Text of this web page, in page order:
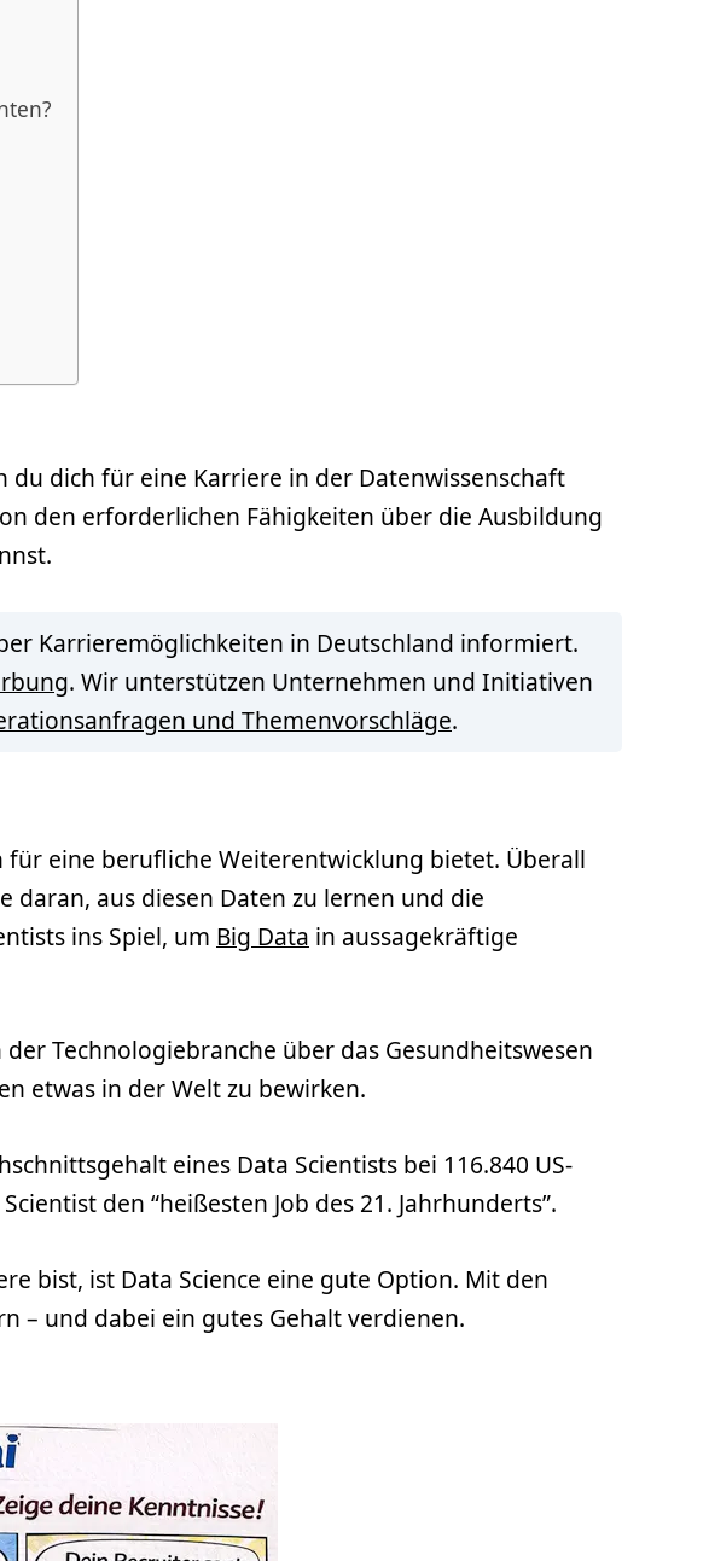
du dich für eine Karriere in der Datenwissenschaft
den erforderlichen Fähigkeiten über die Ausbildung
Karrieremöglichkeiten in Deutschland informiert.
. Wir unterstützen Unternehmen und Initiativen
und Themenvorschläge.
für eine berufliche Weiterentwicklung bietet. Überall
aus diesen Daten zu lernen und die
ins Spiel, um Big Data in aussagekräftige
Technologiebranche über das Gesundheitswesen
etwas in der Welt zu bewirken.
eines Data Scientists bei 116.840 US-
den “heißesten Job des 21. Jahrhunderts”.
bist, ist Data Science eine gute Option. Mit den
– und dabei ein gutes Gehalt verdienen.